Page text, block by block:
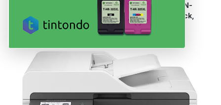
Dein Drucker nutzt Patronen der Serie TN-248, TN-
248 XL, DR-248CL, TN-248 / TN-248 XL
Black,
Cyan, Magenta, Yellow